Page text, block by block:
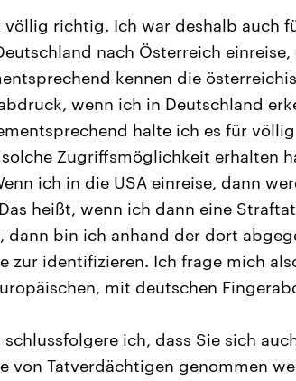
völlig richtig. Ich war deshalb auch
nach Österreich
kennen die
wenn ich in Deutschland
halte ich es für
Zugriffsmöglichkeit erhalten
ich in die USA einreise, dann
heißt, wenn ich dann eine
dann bin ich anhand der dort
zur identifizieren. Ich frage mich
mit deutschen
schlussfolgere ich, dass Sie sich
von Tatverdächtigen genommen